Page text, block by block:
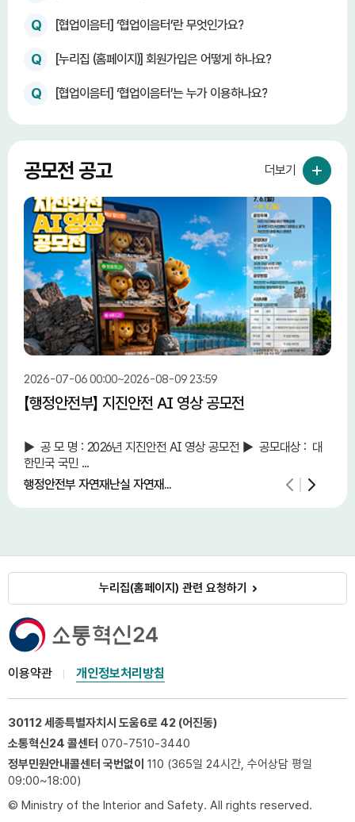
Q [협업이음터] ‘협업이음터’란 무엇인가요?
Q [누리집 (홈페이지)] 회원가입은 어떻게 하나요?
Q [협업이음터] ‘협업이음터’는 누가 이용하나요?
공모전 공고
2026-07-06 00:00~2026-08-09 23:59
【행정안전부】 지진안전 AI 영상 공모전
► 공 모 명 : 2026년 지진안전 AI 영상 공모전 ► 공모대상 : 대
한민국 국민 ...
행정안전부 자연재난실 자연재...
더보기
누리집(홈페이지) 관련 요청하기
이용약관 개인정보처리방침
30112 세종특별자치시 도움6로 42 (어진동)
소통혁신24 콜센터 070-7510-3440
정부민원안내콜센터 국번없이 110 (365일 24시간, 수어상담 평일
09:00~18:00)
© Ministry of the Interior and Safety. All rights reserved.